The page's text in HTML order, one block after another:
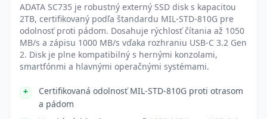
ADATA SC735 je robustný externý SSD disk s kapacitou
2TB, certifikovaný podľa štandardu MIL-STD-810G pre
odolnosť proti pádom. Dosahuje rýchlosť čítania až 1050
MB/s a zápisu 1000 MB/s vďaka rozhraniu USB-C 3.2 Gen
2. Disk je plne kompatibilný s hernými konzolami,
smartfónmi a hlavnými operačnými systémami.
Certifikovaná odolnosť MIL-STD-810G proti otrasom
a pádom